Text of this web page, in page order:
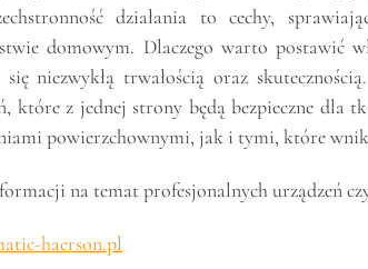
działania to cechy,
domowym. Dlaczego warto postawić
się niezwykłą trwałością oraz
które z jednej strony będą bezpieczne dla
powierzchownymi, jak i tymi, które
na temat profesjonalnych urządzeń
haerson.pl